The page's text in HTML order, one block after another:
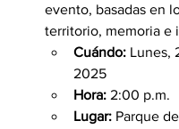
evento, basadas en
territorio, memoria e
Cuándo: Lunes,
2025
Hora: 2:00 p.m.
Lugar: Parque